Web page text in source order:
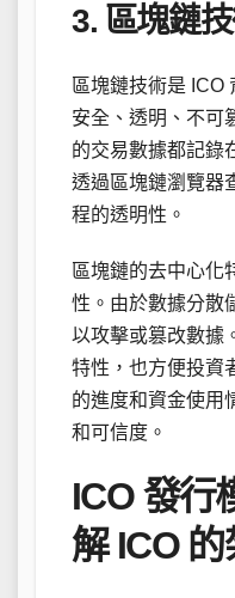
3. 區塊鏈
區塊鏈技術是 ICO
安全、透明、不可
的交易數據都記錄
透過區塊鏈瀏覽器
程的透明性。
區塊鏈的去中心化
性。由於數據分散
以攻擊或篡改數據
特性，也方便投資
的進度和資金使用
和可信度。
ICO 發行
解 ICO